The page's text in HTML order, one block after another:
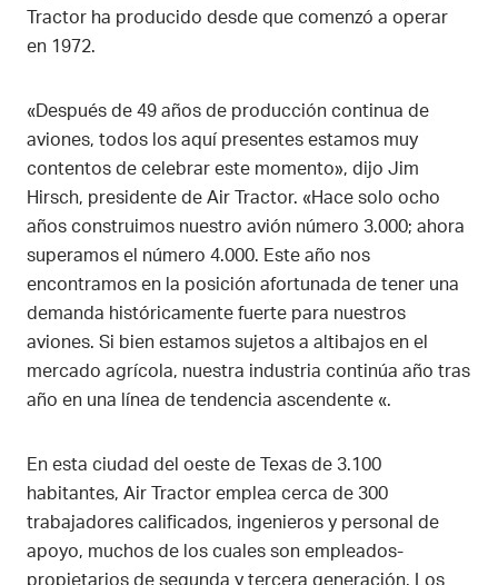
Tractor ha producido desde que comenzó a operar
en 1972.
«Después de 49 años de producción continua de
aviones, todos los aquí presentes estamos muy
contentos de celebrar este momento», dijo Jim
Hirsch, presidente de Air Tractor. «Hace solo ocho
años construimos nuestro avión número 3.000; ahora
superamos el número 4.000. Este año nos
encontramos en la posición afortunada de tener una
demanda históricamente fuerte para nuestros
aviones. Si bien estamos sujetos a altibajos en el
mercado agrícola, nuestra industria continúa año tras
año en una línea de tendencia ascendente «.
En esta ciudad del oeste de Texas de 3.100
habitantes, Air Tractor emplea cerca de 300
trabajadores calificados, ingenieros y personal de
apoyo, muchos de los cuales son empleados-
propietarios de segunda y tercera generación. Los